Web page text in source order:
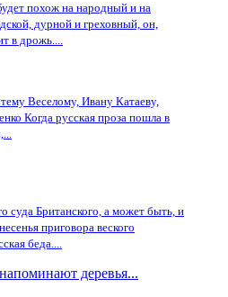
похож на народный и на
дурной и греховный, он,
в дрожь....
Веселому, Ивану Катаеву,
Когда русская проза пошла в
суда Британского, а может быть, и
приговора веского
беда....
деревья...